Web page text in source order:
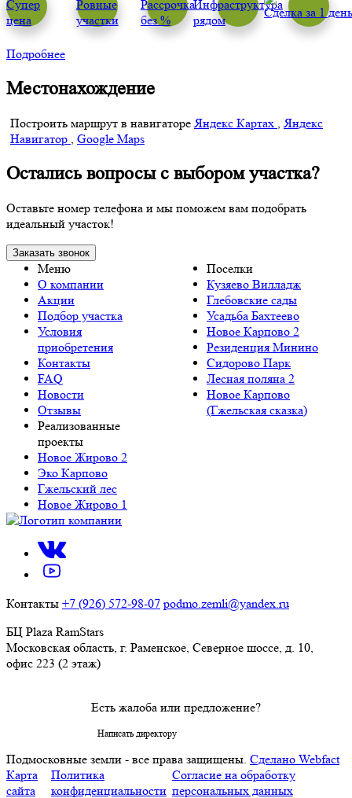
Подробнее
Местонахождение
Построить маршрут в навигатореЯндекс Картах ,Яндекс
Навигатор , Google Maps
Остались вопросы с выбором участка?
Оставьте номер телефона и мы поможем вам подобрать
идеальный участок!
Заказать звонок
Меню
О компании
Акции
Подбор участка
Условия
приобретения
Контакты
FAQ
Новости
Отзывы
Поселки
Кузяево Вилладж
Глебовские сады
Усадьба Бахтеево
Новое Карпово 2
Резиденция Минино
Сидорово Парк
Лесная поляна 2
Новое Карпово
(Гжельская сказка)
Реализованные
проекты
Новое Жирово 2
Эко Карпово
Гжельский лес
Новое Жирово 1
Контакты +7 (926) 572-98-07 podmo.zemli@yandex.ru
БЦ Plaza RamStars
Московская область, г. Раменское, Северное шоссе, д. 10,
офис 223 (2 этаж)
Есть жалоба или предложение?
Написать директору
Подмосковные земли - все права защищены. Сделано Webfact
Карта
сайта
Политика
конфиденциальности
Согласие на обработку
персональных данных